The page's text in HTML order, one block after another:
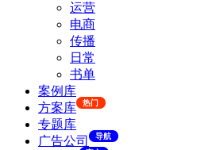
运营
电商
传播
日常
书单
案例库
方案库
热门
专题库
广告公司
导航